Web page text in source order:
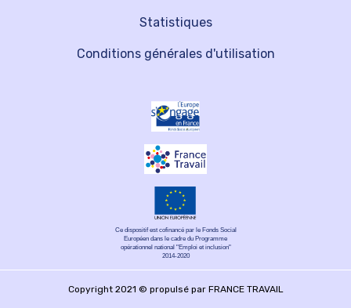
Statistiques
Conditions générales d'utilisation
Ce dispositif est cofinancé par le Fonds Social
Européen dans le cadre du Programme
opérationnel national "Emploi et inclusion"
2014-2020
Copyright 2021 © propulsé par FRANCE TRAVAIL